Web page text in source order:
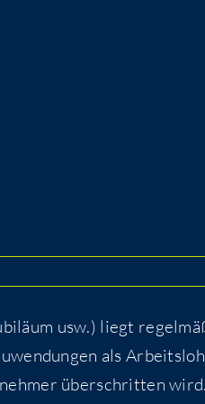
usw.) liegt
als
über­schrit­ten